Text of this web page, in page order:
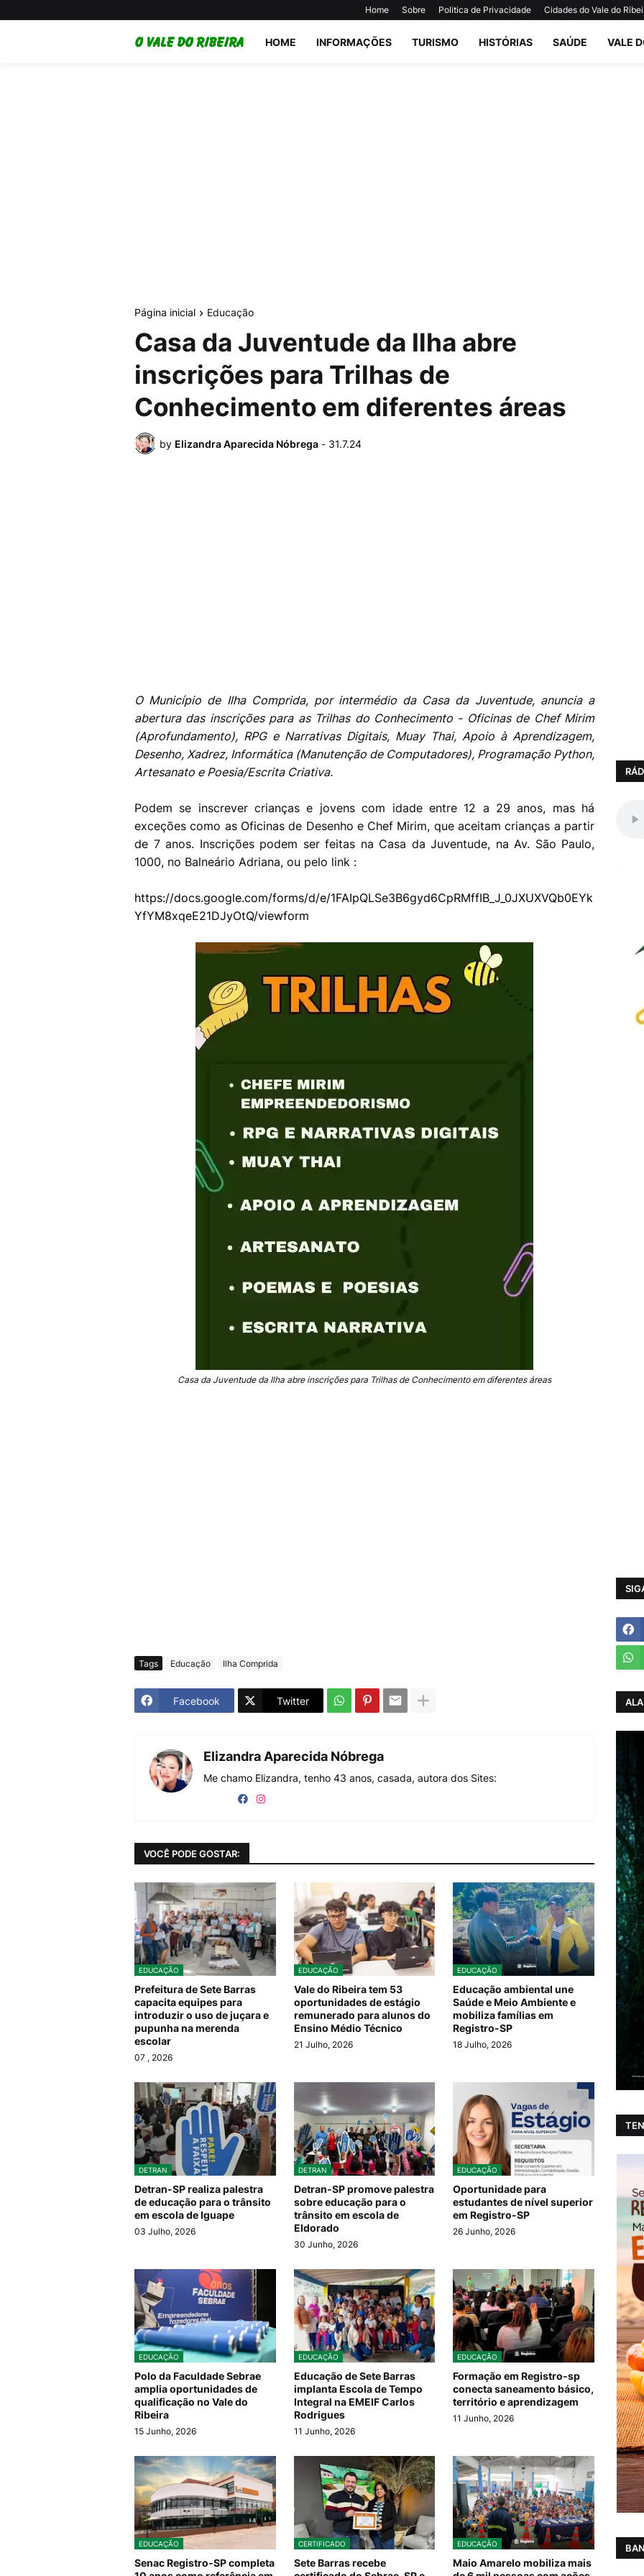
Home Sobre Politica de Privacidade Cidades do Vale do
HOME INFORMAÇÕES TURISMO HISTÓRIAS SAÚDE VALE
Página inicial Educação
Casa da Juventude da Ilha abre
inscrições para Trilhas de
Conhecimento em diferentes áreas
by Elizandra Aparecida Nóbrega - 31.7.24
O Município de Ilha Comprida, por intermédio da Casa da Juventude, anuncia a
abertura das inscrições para as Trilhas do Conhecimento - Oficinas de Chef Mirim
(Aprofundamento), RPG e Narrativas Digitais, Muay Thai, Apoio à Aprendizagem,
Desenho, Xadrez, Informática (Manutenção de Computadores), Programação Python,
Artesanato e Poesia/Escrita Criativa.
Podem se inscrever crianças e jovens com idade entre 12 a 29 anos, mas há
exceções como as Oficinas de Desenho e Chef Mirim, que aceitam crianças a partir
de 7 anos. Inscrições podem ser feitas na Casa da Juventude, na Av. São Paulo,
1000, no Balneário Adriana, ou pelo link :
https://docs.google.com/forms/d/e/1FAIpQLSe3B6gyd6CpRMffIB_J_0JXUXVQb0EYk
YfYM8xqeE21DJyOtQ/viewform
Casa da Juventude da Ilha abre inscrições para Trilhas de Conhecimento em diferentes áreas
Tags Educação Ilha Comprida
Facebook Twitter
Elizandra Aparecida Nóbrega
Me chamo Elizandra, tenho 43 anos, casada, autora dos Sites:
VOCÊ PODE GOSTAR:
EDUCAÇÃO
Prefeitura de Sete Barras
capacita equipes para
introduzir o uso de juçara e
pupunha na merenda
escolar
07 , 2026
EDUCAÇÃO
Vale do Ribeira tem 53
oportunidades de estágio
remunerado para alunos do
Ensino Médio Técnico
21 Julho, 2026
EDUCAÇÃO
Educação ambiental une
Saúde e Meio Ambiente e
mobiliza famílias em
Registro-SP
18 Julho, 2026
DETRAN
Detran-SP realiza palestra
de educação para o trânsito
em escola de Iguape
03 Julho, 2026
DETRAN
Detran-SP promove palestra
sobre educação para o
trânsito em escola de
Eldorado
30 Junho, 2026
EDUCAÇÃO
Oportunidade para
estudantes de nível superior
em Registro-SP
26 Junho, 2026
EDUCAÇÃO
Polo da Faculdade Sebrae
amplia oportunidades de
qualificação no Vale do
Ribeira
15 Junho, 2026
EDUCAÇÃO
Educação de Sete Barras
implanta Escola de Tempo
Integral na EMEIF Carlos
Rodrigues
11 Junho, 2026
EDUCAÇÃO
Formação em Registro-sp
conecta saneamento básico,
território e aprendizagem
11 Junho, 2026
EDUCAÇÃO
Senac Registro-SP completa
CERTIFICADO
Sete Barras recebe
EDUCAÇÃO
Maio Amarelo mobiliza mais